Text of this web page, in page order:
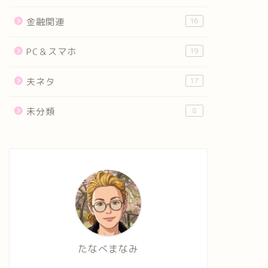
金融関連 16
PC＆スマホ 19
夫ネタ 17
未分類 8
たなべまなみ